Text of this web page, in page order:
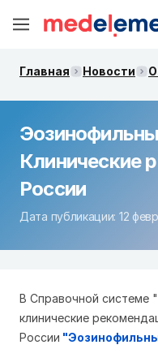
Главная Новости
Клинические
России
Дата публикации: 12
В Справочной системе
клинические
России "